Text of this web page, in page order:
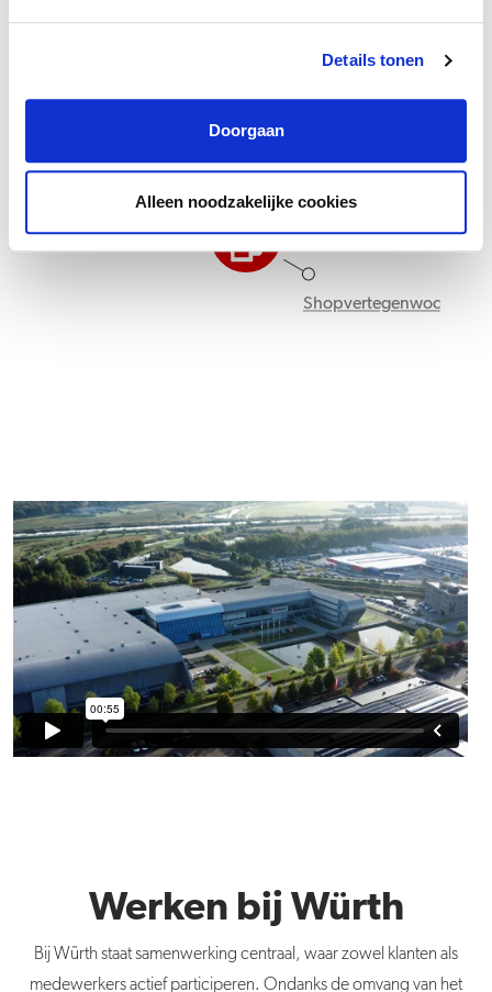
Details tonen
Doorgaan
Alleen noodzakelijke cookies
Groeipad
buitendienst
Shopvertegenwoordiger
Werken bij Würth
Bij Würth staat samenwerking centraal, waar zowel klanten als
medewerkers actief participeren. Ondanks de omvang van het